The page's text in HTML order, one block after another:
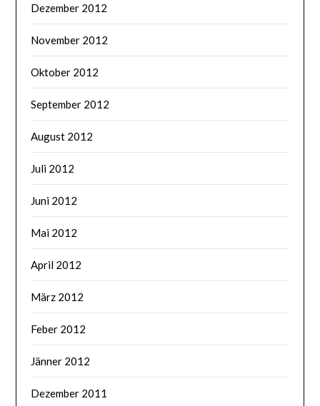
Dezember 2012
November 2012
Oktober 2012
September 2012
August 2012
Juli 2012
Juni 2012
Mai 2012
April 2012
März 2012
Feber 2012
Jänner 2012
Dezember 2011